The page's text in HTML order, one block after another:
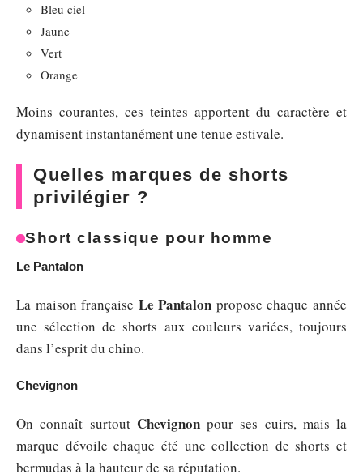
Bleu ciel
Jaune
Vert
Orange
Moins courantes, ces teintes apportent du caractère et
dynamisent instantanément une tenue estivale.
Quelles marques de shorts
privilégier ?
Short classique pour homme
Le Pantalon
La maison française Le Pantalon propose chaque année
une sélection de shorts aux couleurs variées, toujours
dans l’esprit du chino.
Chevignon
On connaît surtout Chevignonpour ses cuirs, mais la
marque dévoile chaque été une collection de shorts et
bermudas à la hauteur de sa réputation.